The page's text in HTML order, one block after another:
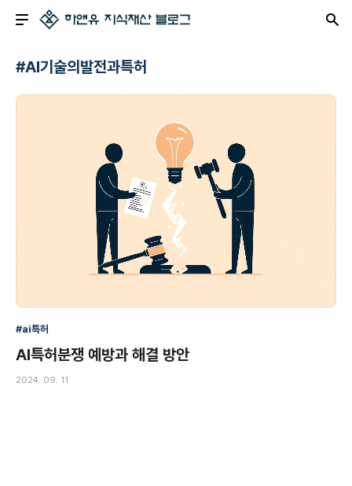
#AI기술의발전과특허
#ai특허
AI특허분쟁 예방과 해결 방안
2024. 09. 11